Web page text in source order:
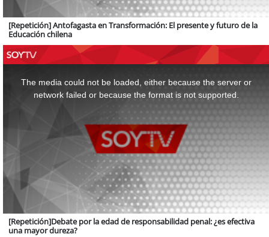
[Repetición] Antofagasta en Transformación: El presente y futuro de la
Educación chilena
The media could not be loaded, either because the server or
network failed or because the format is not supported.
[Repetición]Debate por la edad de responsabilidad penal: ¿es efectiva
una mayor dureza?